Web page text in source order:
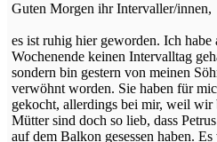
Guten Morgen ihr Intervaller/innen,
es ist ruhig hier geworden. Ich habe
Wochenende keinen Intervalltag
sondern bin gestern von meinen
verwöhnt worden. Sie haben für
gekocht, allerdings bei mir, weil
Mütter sind doch so lieb, dass
auf dem Balkon gesessen haben.